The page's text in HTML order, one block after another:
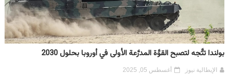
بولندا تتَّجه لتصبح القوَّة المدرَّعة الأولى في أوروبا بحلول 2030
الإيطالية نيوز أغسطس 05, 2025